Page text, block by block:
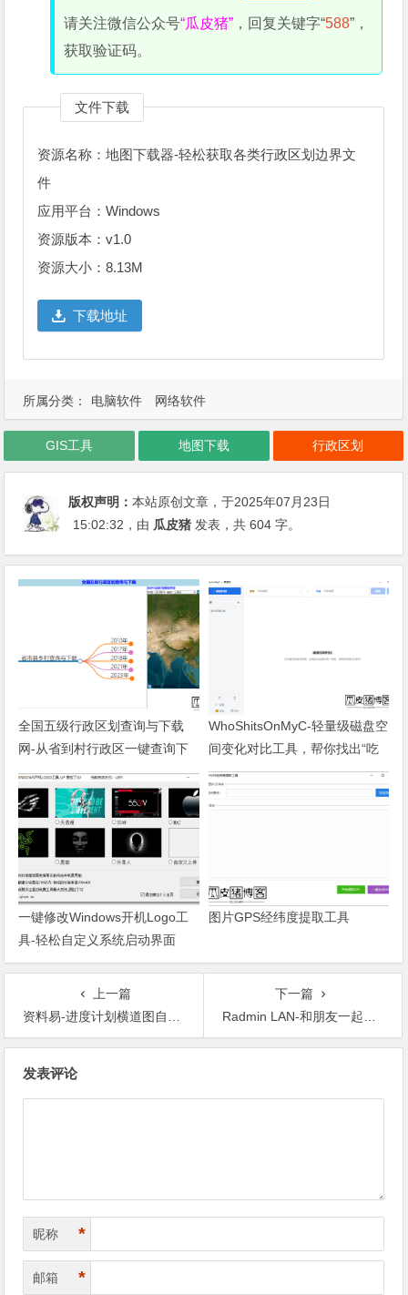
请关注微信公众号“瓜皮猪” ，回复关键字“588”，
获取验证码。
文件下载
资源名称：地图下载器-轻松获取各类行政区划边界文
件
应用平台：Windows
资源版本：v1.0
资源大小：8.13M
下载地址
所属分类： 电脑软件 网络软件
GIS工具 地图下载 行政区划
版权声明：本站原创文章，于2025年07月23日
15:02:32 ，由 瓜皮猪 发表，共 604 字。
全国五级行政区划查询与下载
网-从省到村行政区一键查询下
载
WhoShitsOnMyC-轻量级磁盘空
间变化对比工具，帮你找出“吃
掉”空间的罪魁祸首
一键修改Windows开机Logo工
具-轻松自定义系统启动界面
图片GPS经纬度提取工具
上一篇
资料易-进度计划横道图自动生成软件
下一篇
Radmin LAN-和朋友一起畅玩局域网游戏的完美解决方案
发表评论
昵称 *
邮箱 *